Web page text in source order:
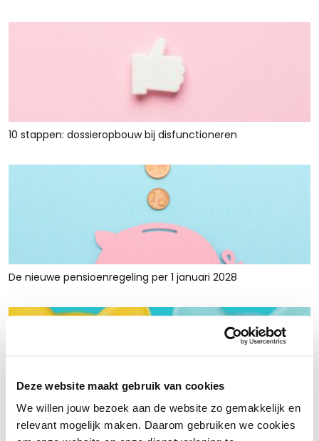
Deze website maakt gebruik van cookies
We willen jouw bezoek aan de website zo gemakkelijk en
relevant mogelijk maken. Daarom gebruiken we cookies
10 stappen: dossieropbouw bij disfunctioneren
De nieuwe pensioenregeling per 1 januari 2028
Rust en ruimte met werkkapitaalfinanciering: voor retailers
die tijdelijk krap zitten